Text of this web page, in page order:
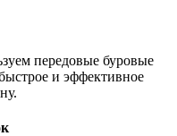
передовые буровые
и эффективное